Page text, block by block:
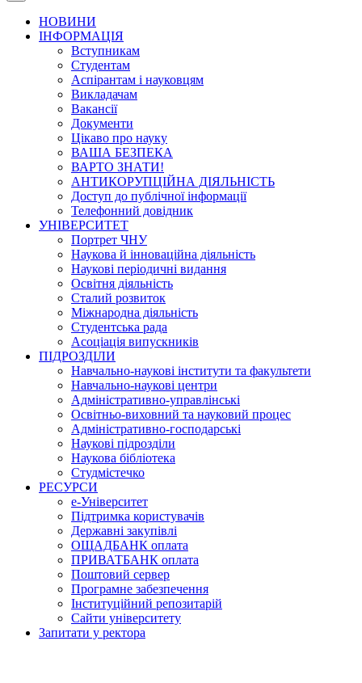
НОВИНИ
ІНФОРМАЦІЯ
Вступникам
Студентам
Аспірантам і науковцям
Викладачам
Вакансії
Документи
Цікаво про науку
ВАША БЕЗПЕКА
ВАРТО ЗНАТИ!
АНТИКОРУПЦІЙНА ДІЯЛЬНІСТЬ
Доступ до публічної інформації
Телефонний довідник
УНІВЕРСИТЕТ
Портрет ЧНУ
Наукова й інноваційна діяльність
Наукові періодичні видання
Освітня діяльність
Сталий розвиток
Міжнародна діяльність
Студентська рада
Асоціація випускників
ПІДРОЗДІЛИ
Навчально-наукові інститути та факультети
Навчально-наукові центри
Адміністративно-управлінські
Освітньо-виховний та науковий процес
Адміністративно-господарські
Наукові підрозділи
Наукова бібліотека
Студмістечко
РЕСУРСИ
е-Університет
Підтримка користувачів
Державні закупівлі
ОЩАДБАНК оплата
ПРИВАТБАНК оплата
Поштовий сервер
Програмне забезпечення
Інституційний репозитарій
Сайти університету
Запитати у ректора